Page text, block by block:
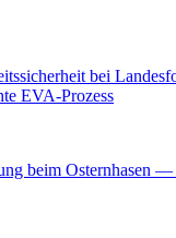
bei
EVA-Prozess
beim Ostern­hasen